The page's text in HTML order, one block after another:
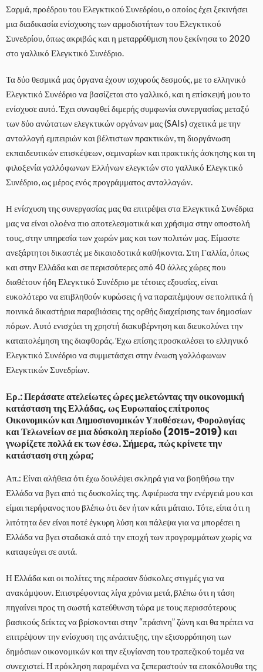
Σαρμά, προέδρου του Ελεγκτικού Συνεδρίου, ο οποίος έχει ξεκινήσει
μια διαδικασία ενίσχυσης των αρμοδιοτήτων του Ελεγκτικού
Συνεδρίου, όπως ακριβώς και η μεταρρύθμιση που ξεκίνησα το 2020
στο γαλλικό Ελεγκτικό Συνέδριο.
Τα δύο θεσμικά μας όργανα έχουν ισχυρούς δεσμούς, με το ελληνικό
Ελεγκτικό Συνέδριο να βασίζεται στο γαλλικό, και η επίσκεψή μου το
ενίσχυσε αυτό. Έχει συναφθεί διμερής συμφωνία συνεργασίας μεταξύ
των δύο ανώτατων ελεγκτικών οργάνων μας (SAIs) σχετικά με την
ανταλλαγή εμπειριών και βέλτιστων πρακτικών, τη διοργάνωση
εκπαιδευτικών επισκέψεων, σεμιναρίων και πρακτικής άσκησης και τη
φιλοξενία γαλλόφωνων Ελλήνων ελεγκτών στο γαλλικό Ελεγκτικό
Συνέδριο, ως μέρος ενός προγράμματος ανταλλαγών.
Η ενίσχυση της συνεργασίας μας θα επιτρέψει στα Ελεγκτικά Συνέδρια
μας να είναι ολοένα πιο αποτελεσματικά και χρήσιμα στην αποστολή
τους, στην υπηρεσία των χωρών μας και των πολιτών μας. Είμαστε
ανεξάρτητοι δικαστές με δικαιοδοτικά καθήκοντα. Στη Γαλλία, όπως
και στην Ελλάδα και σε περισσότερες από 40 άλλες χώρες που
διαθέτουν ήδη Ελεγκτικό Συνέδριο με τέτοιες εξουσίες, είναι
ευκολότερο να επιβληθούν κυρώσεις ή να παραπέμψουν σε πολιτικά ή
ποινικά δικαστήρια παραβιάσεις της ορθής διαχείρισης των δημοσίων
πόρων. Αυτό ενισχύει τη χρηστή διακυβέρνηση και διευκολύνει την
καταπολέμηση της διαφθοράς. Έχω επίσης προσκαλέσει το ελληνικό
Ελεγκτικό Συνέδριο να συμμετάσχει στην ένωση γαλλόφωνων
Ελεγκτικών Συνεδρίων.
Ερ.: Περάσατε ατελείωτες ώρες μελετώντας την οικονομική
κατάσταση της Ελλάδας, ως Ευρωπαίος επίτροπος
Οικονομικών και Δημοσιονομικών Υποθέσεων, Φορολογίας
και Τελωνείων σε μια δύσκολη περίοδο (2015-2019) και
γνωρίζετε πολλά εκ των έσω. Σήμερα, πώς κρίνετε την
κατάσταση στη χώρα;
Απ.: Είναι αλήθεια ότι έχω δουλέψει σκληρά για να βοηθήσω την
Ελλάδα να βγει από τις δυσκολίες της. Αφιέρωσα την ενέργειά μου και
είμαι περήφανος που βλέπω ότι δεν ήταν κάτι μάταιο. Τότε, είπα ότι η
λιτότητα δεν είναι ποτέ έγκυρη λύση και πάλεψα για να μπορέσει η
Ελλάδα να βγει σταδιακά από την εποχή των προγραμμάτων χωρίς να
καταφεύγει σε αυτά.
Η Ελλάδα και οι πολίτες της πέρασαν δύσκολες στιγμές για να
ανακάμψουν. Επιστρέφοντας λίγα χρόνια μετά, βλέπω ότι η τάση
πηγαίνει προς τη σωστή κατεύθυνση τώρα με τους περισσότερους
βασικούς δείκτες να βρίσκονται στην “πράσινη” ζώνη και θα πρέπει να
επιτρέψουν την ενίσχυση της ανάπτυξης, την εξισορρόπηση των
δημόσιων οικονομικών και την εξυγίανση του τραπεζικού τομέα να
συνεχιστεί. Η πρόκληση παραμένει να ξεπεραστούν τα επακόλουθα της